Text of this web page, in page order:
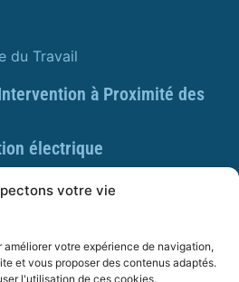
votre vie
améliorer votre expérience de navigation,
et vous proposer des contenus adaptés.
l'utilisation de ces cookies.
du Travail
à Proximité des
électrique
postures
- Prévention des TMS
OFSP